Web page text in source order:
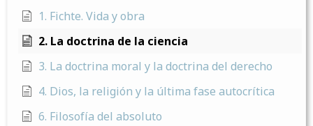
1. Fichte. Vida y obra
2. La doctrina de la ciencia
3. La doctrina moral y la doctrina del derecho
4. Dios, la religión y la última fase autocrítica
6. Filosofía del absoluto